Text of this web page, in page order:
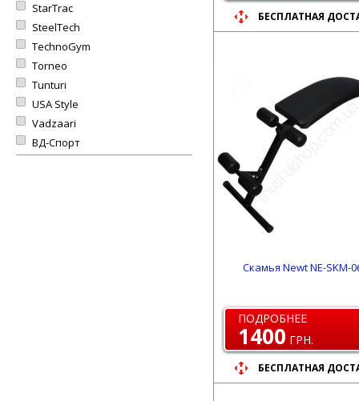
StarTrac
SteelTech
TechnoGym
Torneo
Tunturi
USA Style
Vadzaari
ВД-Спорт
БЕСПЛАТНАЯ
Скамья Newt NE-SKM-
ПОДРОБНЕЕ
1400 ГРН.
БЕСПЛАТНАЯ